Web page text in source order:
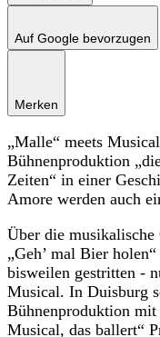
Auf Google bevorzugen
Merken
„Malle“ meets
Bühnenproduktion
Zeiten“ in einer
Amore werden auch
Über die
„Geh’ mal Bier
bisweilen gestritten -
Musical. In Duisburg
Bühnenproduktion mit
Musical, das ballert“